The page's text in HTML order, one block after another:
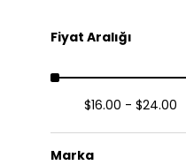
Fiyat Aralığı
$16.00 - $24.00
Marka